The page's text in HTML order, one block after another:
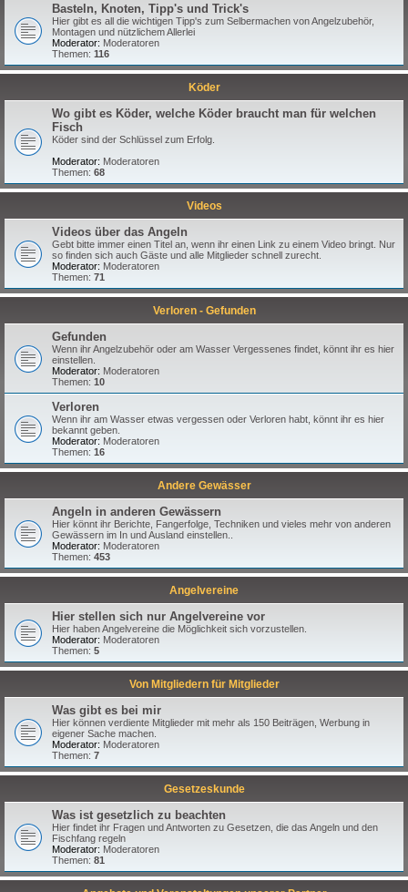
Basteln, Knoten, Tipp's und Trick's
Hier gibt es all die wichtigen Tipp's zum Selbermachen von Angelzubehör,
Montagen und nützlichem Allerlei
Moderator: Moderatoren
Themen: 116
Köder
Wo gibt es Köder, welche Köder braucht man für welchen
Fisch
Köder sind der Schlüssel zum Erfolg.
Moderator: Moderatoren
Themen: 68
Videos
Videos über das Angeln
Gebt bitte immer einen Titel an, wenn ihr einen Link zu einem Video bringt. Nur
so finden sich auch Gäste und alle Mitglieder schnell zurecht.
Moderator: Moderatoren
Themen: 71
Verloren - Gefunden
Gefunden
Wenn ihr Angelzubehör oder am Wasser Vergessenes findet, könnt ihr es hier
einstellen.
Moderator: Moderatoren
Themen: 10
Verloren
Wenn ihr am Wasser etwas vergessen oder Verloren habt, könnt ihr es hier
bekannt geben.
Moderator: Moderatoren
Themen: 16
Andere Gewässer
Angeln in anderen Gewässern
Hier könnt ihr Berichte, Fangerfolge, Techniken und vieles mehr von anderen
Gewässern im In und Ausland einstellen..
Moderator: Moderatoren
Themen: 453
Angelvereine
Hier stellen sich nur Angelvereine vor
Hier haben Angelvereine die Möglichkeit sich vorzustellen.
Moderator: Moderatoren
Themen: 5
Von Mitgliedern für Mitglieder
Was gibt es bei mir
Hier können verdiente Mitglieder mit mehr als 150 Beiträgen, Werbung in
eigener Sache machen.
Moderator: Moderatoren
Themen: 7
Gesetzeskunde
Was ist gesetzlich zu beachten
Hier findet ihr Fragen und Antworten zu Gesetzen, die das Angeln und den
Fischfang regeln
Moderator: Moderatoren
Themen: 81